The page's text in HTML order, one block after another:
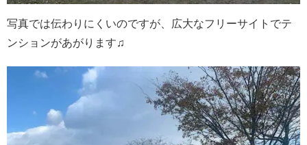
写真では伝わりにくいのですが、広大なフリーサイトでテ
ンションがあがります♫